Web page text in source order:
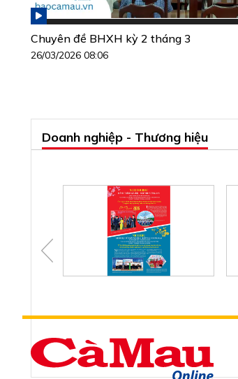
Chuyên đề BHXH kỳ 2 tháng 3
26/03/2026 08:06
Doanh nghiệp - Thương hiệu